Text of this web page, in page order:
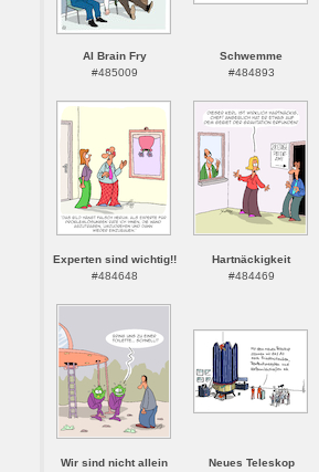
AI Brain Fry
#485009
Schwemme
#484893
Experten sind wichtig!!
#484648
Hartnäckigkeit
#484469
Wir sind nicht allein
Neues Teleskop